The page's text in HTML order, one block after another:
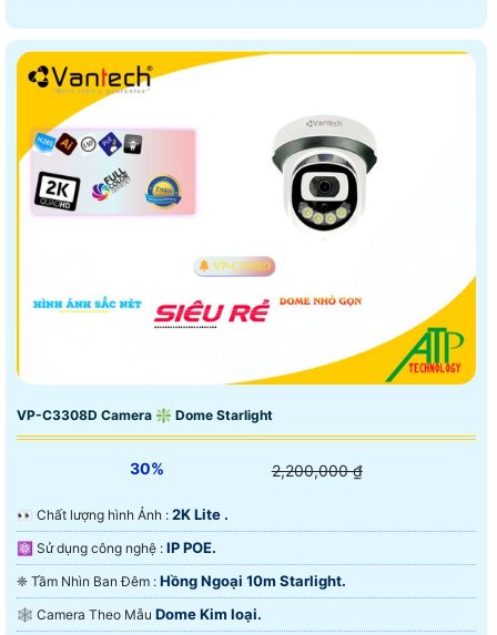
VP-C3308D Camera ❇ Dome Starlight
30% 2,200,000 ₫
️👀 Chất lượng hình Ảnh : 2K Lite .
⚛️ Sử dụng công nghệ : IP POE.
❈ Tầm Nhìn Ban Đêm : Hồng Ngoại 10m Starlight.
🕸️ Camera Theo Mẫu Dome Kim loại.